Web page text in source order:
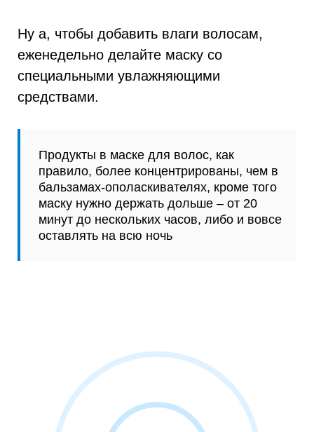
Ну а, чтобы добавить влаги волосам,
еженедельно делайте маску со
специальными увлажняющими
средствами.
Продукты в маске для волос, как
правило, более концентрированы, чем в
бальзамах-ополаскивателях, кроме того
маску нужно держать дольше – от 20
минут до нескольких часов, либо и вовсе
оставлять на всю ночь